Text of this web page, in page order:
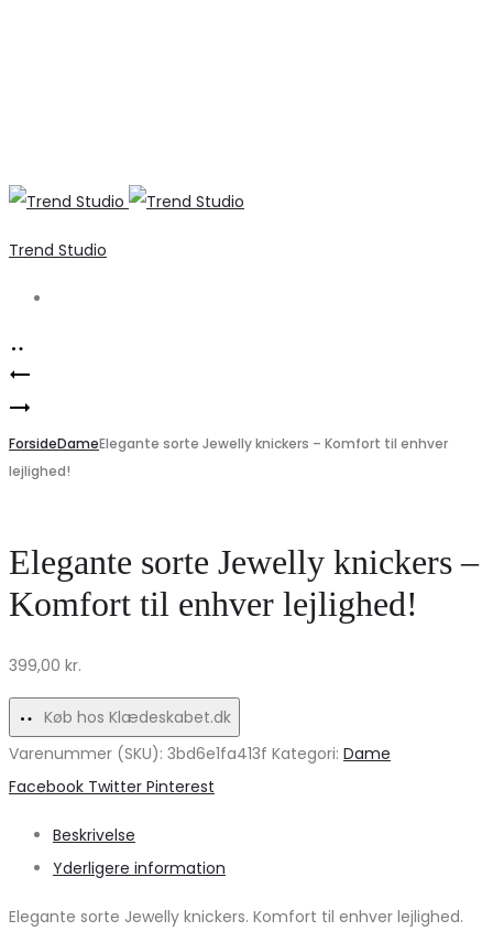
Trend Studio
Product
navigation
Chateau
MdcKatinka
–
Elegant
Hørmix
Vero
Moda
dame
VMRAE
–
Medium
denim
ForsideDameElegante sorte Jewelly knickers – Komfort til enhver
lejlighed!
Elegante sorte Jewelly knickers –
Komfort til enhver lejlighed!
399,00 kr.
Køb hos Klædeskabet.dk
Varenummer (SKU): 3bd6e1fa413f Kategori: Dame
Share
Facebook Twitter Pinterest
Beskrivelse
Yderligere information
Elegante sorte Jewelly knickers. Komfort til enhver lejlighed.